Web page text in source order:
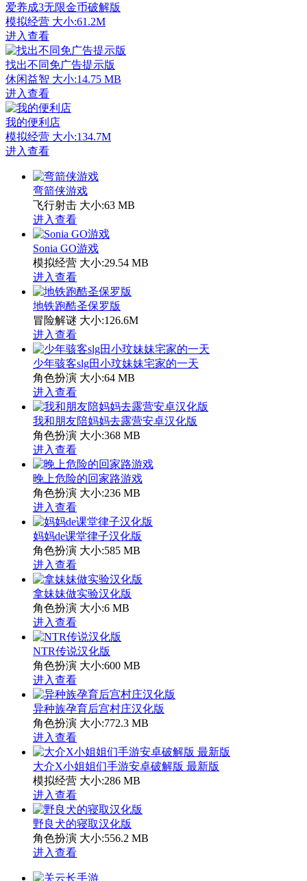
爱养成3无限金币破解版
模拟经营 大小:61.2M
进入查看
找出不同免广告提示版
休闲益智 大小:14.75 MB
进入查看
我的便利店
模拟经营 大小:134.7M
进入查看
弯箭侠游戏
飞行射击 大小:63 MB
进入查看
Sonia GO游戏
模拟经营 大小:29.54 MB
进入查看
地铁跑酷圣保罗版
冒险解谜 大小:126.6M
进入查看
少年骇客slg田小玟妹妹宅家的一天
角色扮演 大小:64 MB
进入查看
我和朋友陪妈妈去露营安卓汉化版
角色扮演 大小:368 MB
进入查看
晚上危险的回家路游戏
角色扮演 大小:236 MB
进入查看
妈妈de课堂律子汉化版
角色扮演 大小:585 MB
进入查看
拿妹妹做实验汉化版
角色扮演 大小:6 MB
进入查看
NTR传说汉化版
角色扮演 大小:600 MB
进入查看
异种族孕育后宫村庄汉化版
角色扮演 大小:772.3 MB
进入查看
大介X小姐姐们手游安卓破解版 最新版
模拟经营 大小:286 MB
进入查看
野良犬的寝取汉化版
角色扮演 大小:556.2 MB
进入查看